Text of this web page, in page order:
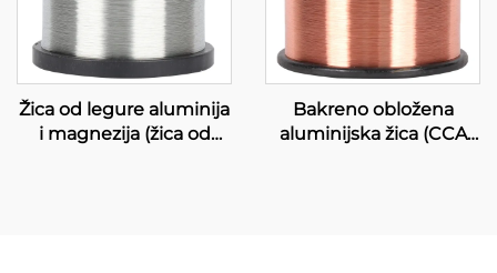
Žica od legure aluminija
i magnezija (žica od
Bakreno obložena
aluminijska žica (CCA